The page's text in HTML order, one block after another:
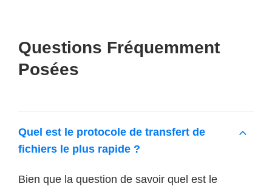
Questions Fréquemment
Posées
Quel est le protocole de transfert de
fichiers le plus rapide ?
Bien que la question de savoir quel est le